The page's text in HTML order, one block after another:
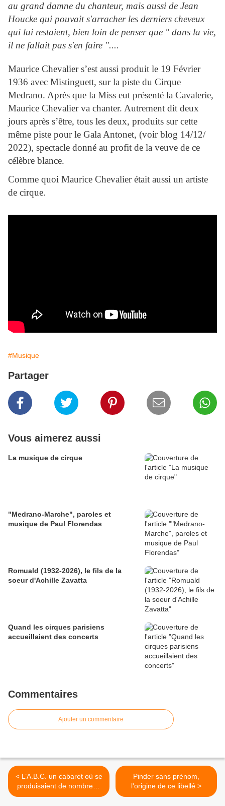
au grand damne du chanteur, mais aussi de Jean
Houcke qui pouvait s'arracher les derniers cheveux
qui lui restaient, bien loin de penser que " dans la vie,
il ne fallait pas s'en faire "....
Maurice Chevalier s’est aussi produit le 19 Février
1936 avec Mistinguett, sur la piste du Cirque
Medrano. Après que la Miss eut présenté la Cavalerie,
Maurice Chevalier va chanter. Autrement dit deux
jours après s’être, tous les deux, produits sur cette
même piste pour le Gala Antonet, (voir blog 14/12/
2022), spectacle donné au profit de la veuve de ce
célèbre blance.
Comme quoi Maurice Chevalier était aussi un artiste
de cirque.
#Musique
Partager
Vous aimerez aussi
La musique de cirque
"Medrano-Marche", paroles et
musique de Paul Florendas
Romuald (1932-2026), le fils de la
soeur d'Achille Zavatta
Quand les cirques parisiens
accueillaient des concerts
Commentaires
Ajouter un commentaire
< L’A.B.C. un cabaret où se
produisaient de nombreux
artistes de la piste
Pinder sans prénom,
l'origine de ce libellé >